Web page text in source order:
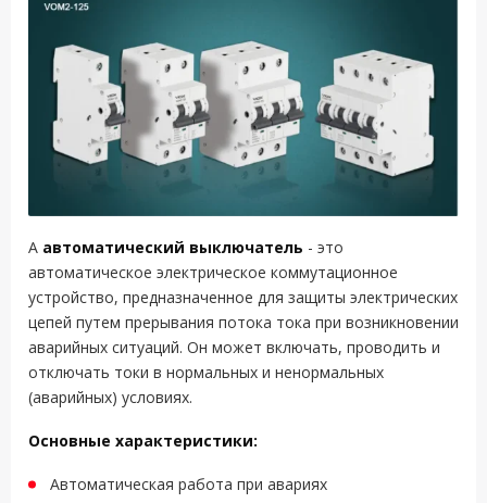
A автоматический выключатель - это
автоматическое электрическое коммутационное
устройство, предназначенное для защиты электрических
цепей путем прерывания потока тока при возникновении
аварийных ситуаций. Он может включать, проводить и
отключать токи в нормальных и ненормальных
(аварийных) условиях.
Основные характеристики:
Автоматическая работа при авариях